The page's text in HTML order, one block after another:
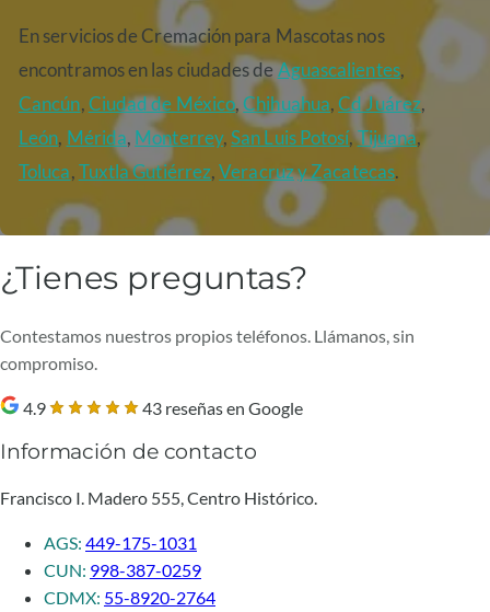
En servicios de Cremación para Mascotas nos
encontramos en las ciudades deAguascalientes,
Cancún,Ciudad de México,Chihuahua,Cd Juárez,
León, Mérida, Monterrey,San Luis Potosí,Tijuana,
Toluca,Tuxtla Gutiérrez,Veracruzy Zacatecas.
¿Tienes preguntas?
Contestamos nuestros propios teléfonos. Llámanos, sin
compromiso.
4.9 43 reseñas en Google
Información de contacto
Francisco I. Madero 555, Centro Histórico.
AGS: 449-175-1031
CUN: 998-387-0259
CDMX: 55-8920-2764